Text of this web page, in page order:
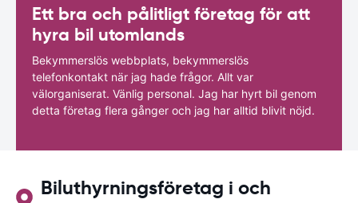
Ett bra och pålitligt företag för att
hyra bil utomlands
Bekymmerslös webbplats, bekymmerslös
telefonkontakt när jag hade frågor. Allt var
välorganiserat. Vänlig personal. Jag har hyrt bil genom
detta företag flera gånger och jag har alltid blivit nöjd.
Biluthyrningsföretag i och